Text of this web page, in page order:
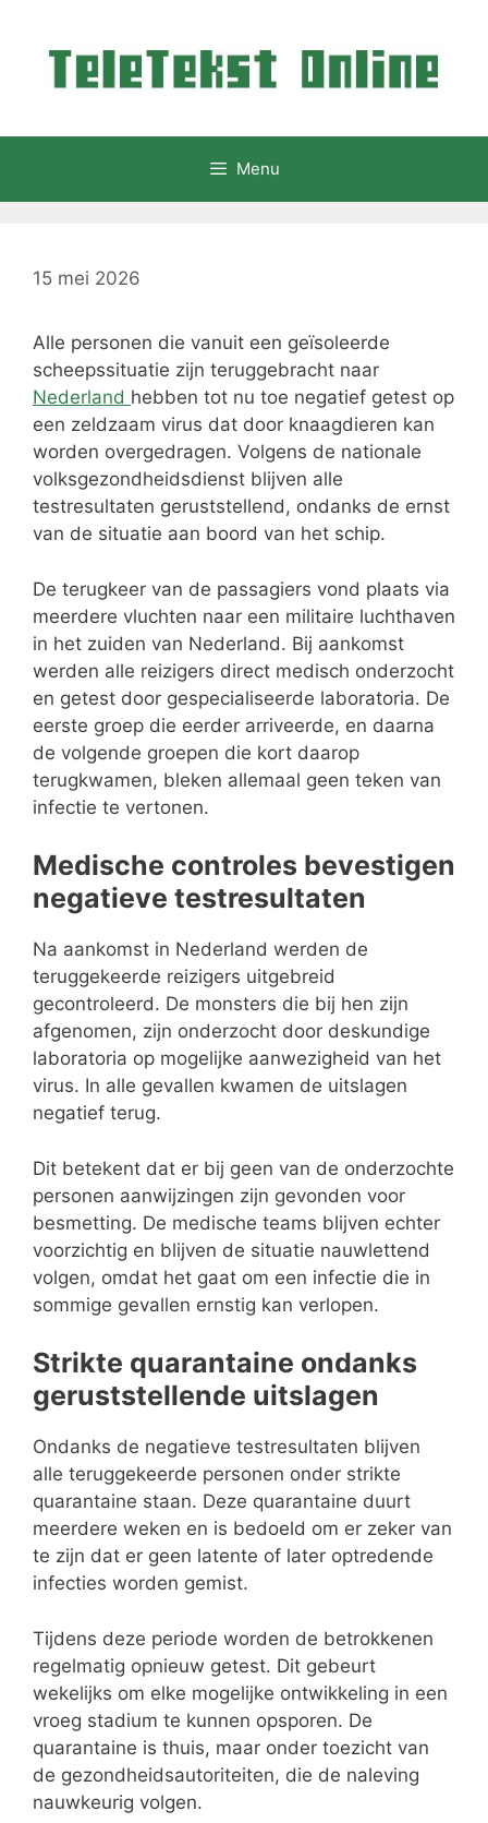
inhoud
Menu
15 mei 2026
Alle personen die vanuit een geïsoleerde
scheepssituatie zijn teruggebracht naar
Nederland hebben tot nu toe negatief getest op
een zeldzaam virus dat door knaagdieren kan
worden overgedragen. Volgens de nationale
volksgezondheidsdienst blijven alle
testresultaten geruststellend, ondanks de ernst
van de situatie aan boord van het schip.
De terugkeer van de passagiers vond plaats via
meerdere vluchten naar een militaire luchthaven
in het zuiden van Nederland. Bij aankomst
werden alle reizigers direct medisch onderzocht
en getest door gespecialiseerde laboratoria. De
eerste groep die eerder arriveerde, en daarna
de volgende groepen die kort daarop
terugkwamen, bleken allemaal geen teken van
infectie te vertonen.
Medische controles bevestigen
negatieve testresultaten
Na aankomst in Nederland werden de
teruggekeerde reizigers uitgebreid
gecontroleerd. De monsters die bij hen zijn
afgenomen, zijn onderzocht door deskundige
laboratoria op mogelijke aanwezigheid van het
virus. In alle gevallen kwamen de uitslagen
negatief terug.
Dit betekent dat er bij geen van de onderzochte
personen aanwijzingen zijn gevonden voor
besmetting. De medische teams blijven echter
voorzichtig en blijven de situatie nauwlettend
volgen, omdat het gaat om een infectie die in
sommige gevallen ernstig kan verlopen.
Strikte quarantaine ondanks
geruststellende uitslagen
Ondanks de negatieve testresultaten blijven
alle teruggekeerde personen onder strikte
quarantaine staan. Deze quarantaine duurt
meerdere weken en is bedoeld om er zeker van
te zijn dat er geen latente of later optredende
infecties worden gemist.
Tijdens deze periode worden de betrokkenen
regelmatig opnieuw getest. Dit gebeurt
wekelijks om elke mogelijke ontwikkeling in een
vroeg stadium te kunnen opsporen. De
quarantaine is thuis, maar onder toezicht van
de gezondheidsautoriteiten, die de naleving
nauwkeurig volgen.